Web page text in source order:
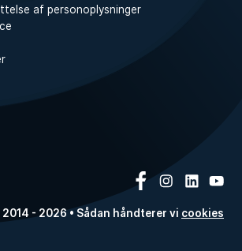
af personoplysninger
- 2026 • Sådan håndterer vi cookies